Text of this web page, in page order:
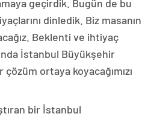
geçirdik. Bugün de bu
dinledik. Biz masanın
Beklenti ve ihtiyaç
İstanbul Büyükşehir
ortaya koyacağımızı
bir İstanbul